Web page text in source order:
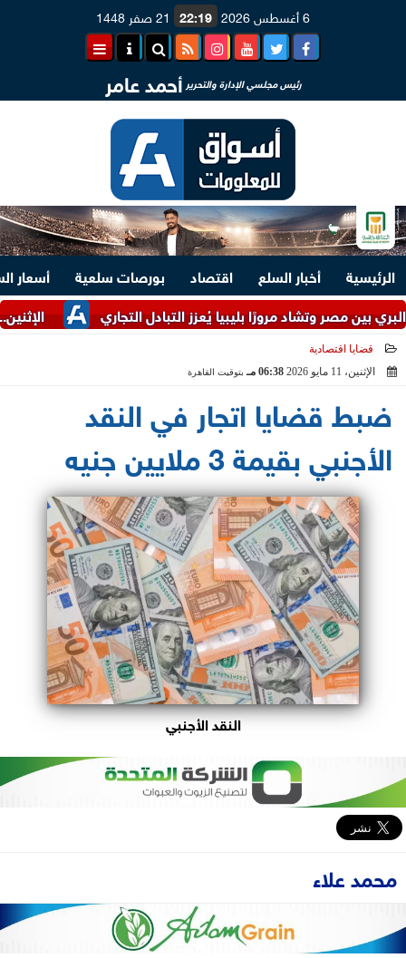
6 أغسطس 2026 22:19 21 صفر 1448
رئيس مجلسي الإدارة والتحرير أحمد عامر
الرئيسية أخبار السلع اقتصاد بورصات سلعية
أسعار
الإثنين.. البنك
وتشاد مرورًا بليبيا يُعزز التبادل التجاري
قضايا اقتصادية
الإثنين، 11 مايو 2026
06:38 مـ بتوقيت القاهرة
ضبط قضايا اتجار في النقد
الأجنبي بقيمة 3 ملايين جنيه
النقد الأجنبي
محمد علاء